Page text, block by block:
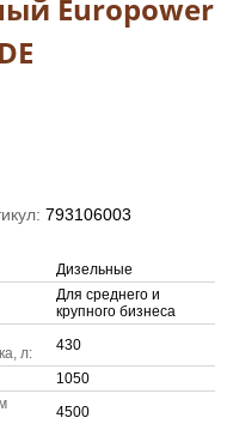
Europower
793106003
Дизельные
Для среднего и
крупного бизнеса
л:
430
1050
4500